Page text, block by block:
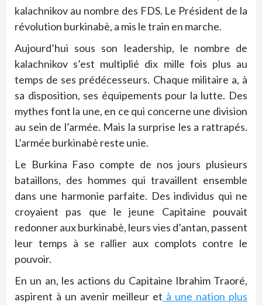
kalachnikov au nombre des FDS. Le Président de la
révolution burkinabè, a mis le train en marche.
Aujourd’hui sous son leadership, le nombre de
kalachnikov s’est multiplié dix mille fois plus au
temps de ses prédécesseurs. Chaque militaire a, à
sa disposition, ses équipements pour la lutte. Des
mythes font la une, en ce qui concerne une division
au sein de l’armée. Mais la surprise les a rattrapés.
L’armée burkinabè reste unie.
Le Burkina Faso compte de nos jours plusieurs
bataillons, des hommes qui travaillent ensemble
dans une harmonie parfaite. Des individus qui ne
croyaient pas que le jeune Capitaine pouvait
redonner aux burkinabè, leurs vies d’antan, passent
leur temps à se rallier aux complots contre le
pouvoir.
En un an, les actions du Capitaine Ibrahim Traoré,
aspirent à un avenir meilleur et à une nation plus